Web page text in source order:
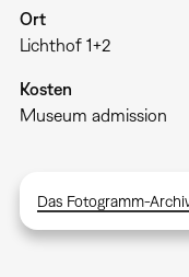
Ort
Lichthof 1+2
Kosten
Museum admission
Das Fotogramm-